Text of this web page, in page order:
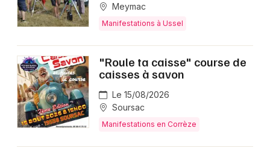
Choisir mes départements
Mon email
Je m'abonne
Meymac
Manifestations à Ussel
"Roule ta caisse" course de
caisses à savon
Le 15/08/2026
Soursac
Manifestations en Corrèze